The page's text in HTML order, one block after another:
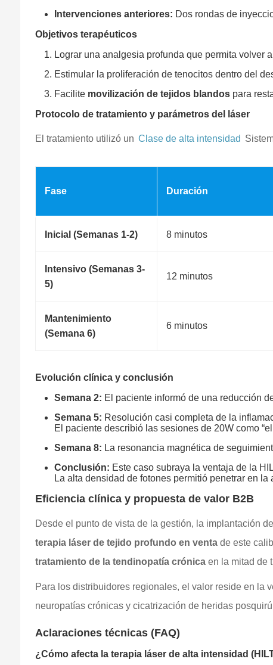
Intervenciones anteriores: Dos rondas de
Objetivos terapéuticos
Lograr una analgesia profunda que permita volver
Estimular la proliferación de tenocitos dentro del
Facilite movilización de tejidos blandos para
Protocolo de tratamiento y parámetros del láser
El tratamiento utilizó un Clase de alta intensidad
Fase Duración
Inicial (Semanas 1-2) 8 minutos
Intensivo (Semanas 3-
5)
12 minutos
Mantenimiento
(Semana 6)
6 minutos
Evolución clínica y conclusión
Semana 2: El paciente informó de una reducción
Semana 5: Resolución casi completa de la
El paciente describió las sesiones de 20W como
Semana 8: La resonancia magnética de
Conclusión: Este caso subraya la ventaja de la
La alta densidad de fotones permitió penetrar en
Eficiencia clínica y propuesta de valor B2B
Desde el punto de vista de la gestión, la implantación
terapia láser de tejido profundo en venta de este
tratamiento de la tendinopatía crónica en la mitad de
Para los distribuidores regionales, el valor reside en la
neuropatías crónicas y cicatrización de heridas
Aclaraciones técnicas (FAQ)
¿Cómo afecta la terapia láser de alta intensidad